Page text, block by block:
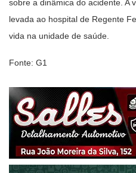
sobre a dinâmica do acidente. A
levada ao hospital de Regente
vida na unidade de saúde.
Fonte: G1